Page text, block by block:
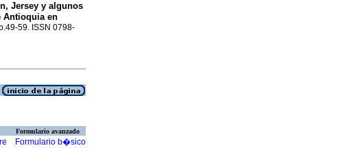
Jersey y algunos
Antioquia en
59. ISSN 0798-
Formulario avanzado
Formulario b�sico